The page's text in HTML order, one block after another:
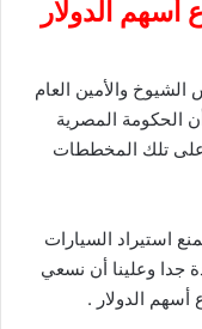
أسهم الدولار
والأمين العام
الحكومة المصرية
على تلك المخططات
استيراد السيارات
جدا وعلينا أن نسعي
أسهم الدولار .